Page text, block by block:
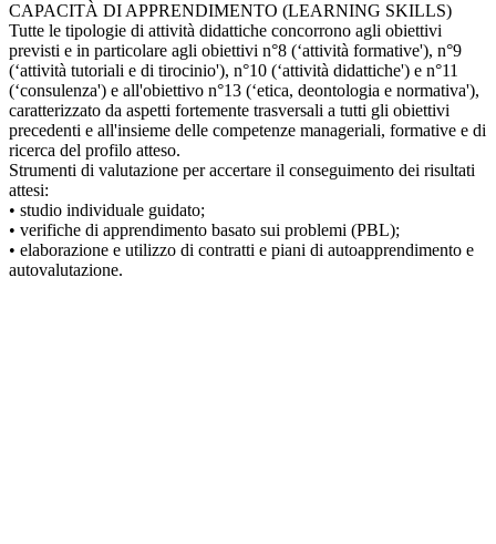
CAPACITÀ DI APPRENDIMENTO (LEARNING SKILLS)
Tutte le tipologie di attività didattiche concorrono agli obiettivi
previsti e in particolare agli obiettivi n°8 (‘attività formative'), n°9
(‘attività tutoriali e di tirocinio'), n°10 (‘attività didattiche') e n°11
(‘consulenza') e all'obiettivo n°13 (‘etica, deontologia e normativa'),
caratterizzato da aspetti fortemente trasversali a tutti gli obiettivi
precedenti e all'insieme delle competenze manageriali, formative e di
ricerca del profilo atteso.
Strumenti di valutazione per accertare il conseguimento dei risultati
attesi:
• studio individuale guidato;
• verifiche di apprendimento basato sui problemi (PBL);
• elaborazione e utilizzo di contratti e piani di autoapprendimento e
autovalutazione.